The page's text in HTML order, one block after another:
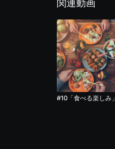
関連動画
#10「食べる楽しみ」